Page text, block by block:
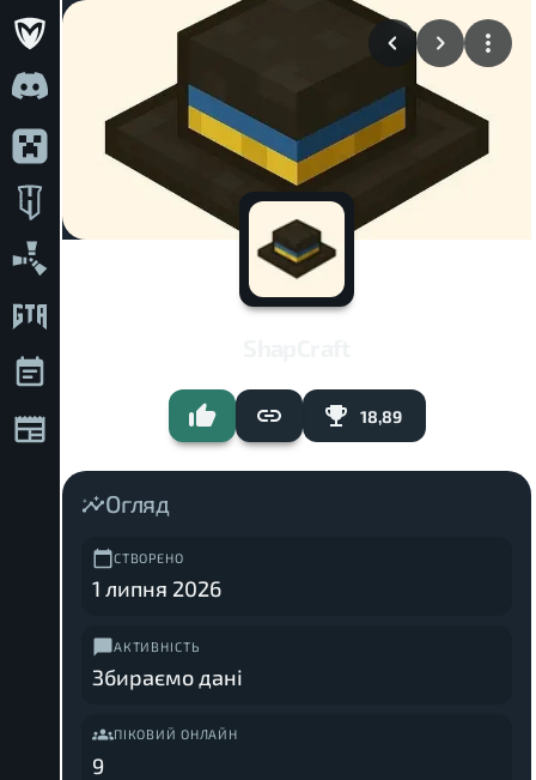
18,89
Огляд
СТВОРЕНО
1 липня 2026
АКТИВНІСТЬ
Збираємо дані
ПІКОВИЙ ОНЛАЙН
9